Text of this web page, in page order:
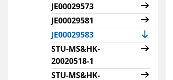
JE00029573
JE00029581
JE00029583(current)
STU-MS&HK-
20020518-1
STU-MS&HK-